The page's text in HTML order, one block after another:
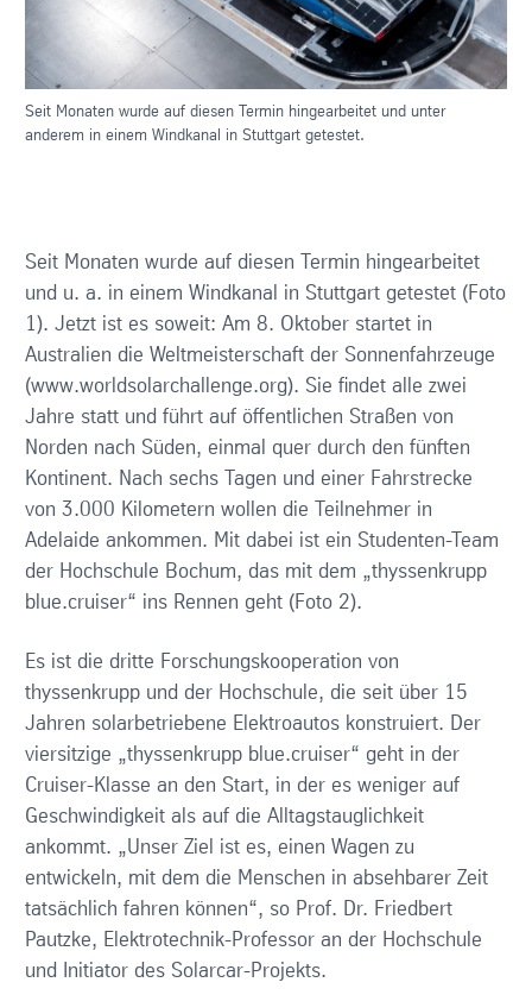
Seit Monaten wurde auf diesen Termin hingearbeitet und unter
anderem in einem Windkanal in Stuttgart getestet.
Seit Monaten wurde auf diesen Termin hingearbeitet
und u. a. in einem Windkanal in Stuttgart getestet (Foto
1). Jetzt ist es soweit: Am 8. Oktober startet in
Australien die Weltmeisterschaft der Sonnenfahrzeuge
(www.worldsolarchallenge.org). Sie findet alle zwei
Jahre statt und führt auf öffentlichen Straßen von
Norden nach Süden, einmal quer durch den fünften
Kontinent. Nach sechs Tagen und einer Fahrstrecke
von 3.000 Kilometern wollen die Teilnehmer in
Adelaide ankommen. Mit dabei ist ein Studenten-Team
der Hochschule Bochum, das mit dem „thyssenkrupp
blue.cruiser“ ins Rennen geht (Foto 2).
Es ist die dritte Forschungskooperation von
thyssenkrupp und der Hochschule, die seit über 15
Jahren solarbetriebene Elektroautos konstruiert. Der
viersitzige „thyssenkrupp blue.cruiser“ geht in der
Cruiser-Klasse an den Start, in der es weniger auf
Geschwindigkeit als auf die Alltagstauglichkeit
ankommt. „Unser Ziel ist es, einen Wagen zu
entwickeln, mit dem die Menschen in absehbarer Zeit
tatsächlich fahren können“, so Prof. Dr. Friedbert
Pautzke, Elektrotechnik-Professor an der Hochschule
und Initiator des Solarcar-Projekts.